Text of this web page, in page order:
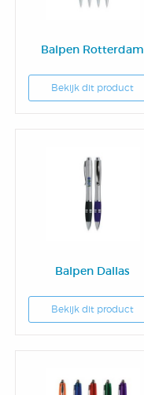
Balpen Rotterdam
Bekijk dit product
Balpen Dallas
Bekijk dit product